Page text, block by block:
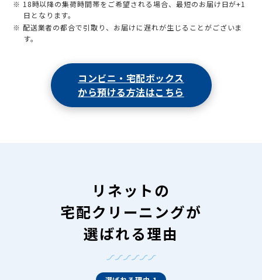
※ 18時以降の集荷時間帯をご希望される場合、最短のお届け日が+1
日となります。
※ 配送業者の都合で引取り、お届けに遅れが生じることがございま
す。
コンビニ・宅配ボックス
から預ける方法はこちら
リネットの
宅配クリーニングが
選ばれる理由